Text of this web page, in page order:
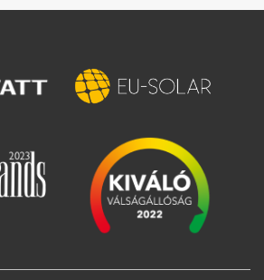
Image